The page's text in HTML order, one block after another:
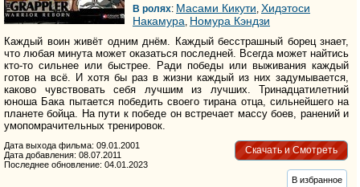
В ролях: Масами Кикути, Хидэтоси
Накамура, Номура Кэндзи
Каждый воин живёт одним днём. Каждый бесстрашный борец знает,
что любая минута может оказаться последней. Всегда может найтись
кто-то сильнее или быстрее. Ради победы или выживания каждый
готов на всё. И хотя бы раз в жизни каждый из них задумывается,
каково чувствовать себя лучшим из лучших. Тринадцатилетний
юноша Бака пытается победить своего тирана отца, сильнейшего на
планете бойца. На пути к победе он встречает массу боев, ранений и
умопомрачительных тренировок.
Скачать и Смотреть
Дата выхода фильма: 09.01.2001
Дата добавления: 08.07.2011
Последнее обновление: 04.01.2023
В избранное